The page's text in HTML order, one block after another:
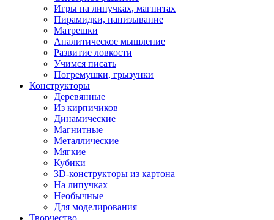
Игры на липучках, магнитах
Пирамидки, нанизывание
Матрешки
Аналитическое мышление
Развитие ловкости
Учимся писать
Погремушки, грызунки
Конструкторы
Деревянные
Из кирпичиков
Динамические
Магнитные
Металлические
Мягкие
Кубики
3D-конструкторы из картона
На липучках
Необычные
Для моделирования
Творчество